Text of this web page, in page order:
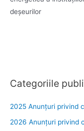
deșeurilor
Categoriile
2025 Anunţuri privind
2026 Anunțuri privind